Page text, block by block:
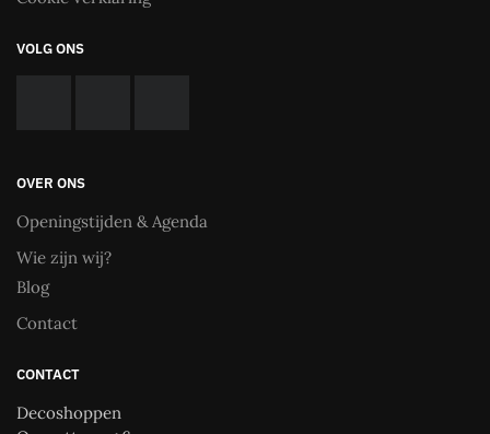
VOLG ONS
OVER ONS
Openingstijden & Agenda
Wie zijn wij?
Blog
Contact
CONTACT
Decoshoppen